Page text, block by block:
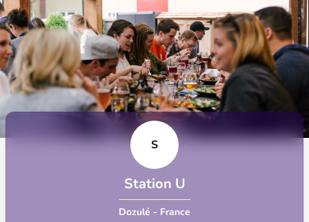
S
Station U
Dozulé - France